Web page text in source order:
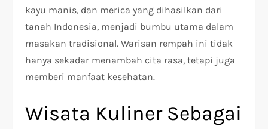
kayu manis, dan merica yang dihasilkan dari
tanah Indonesia, menjadi bumbu utama dalam
masakan tradisional. Warisan rempah ini tidak
hanya sekadar menambah cita rasa, tetapi juga
memberi manfaat kesehatan.
Wisata Kuliner Sebagai